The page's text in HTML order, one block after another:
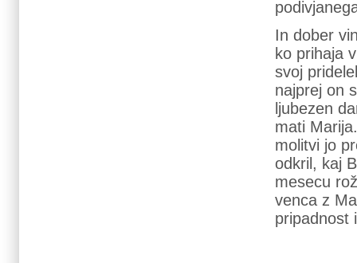
In dober
ko prihaja
svoj
najprej on
ljubezen
mati
molitvi jo
odkril, kaj
mesecu
venca z
pripadnost